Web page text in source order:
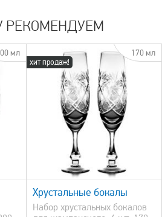
РЕКОМЕНДУЕМ
мл
хит продаж!
170 мл
Хрустальные бокалы
Набор хрустальных бокалов